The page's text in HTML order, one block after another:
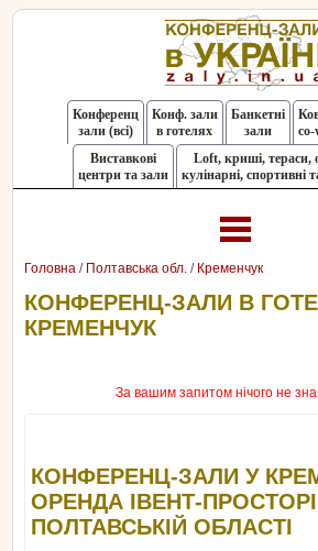
Конференц
зали (всі)
Конф. зали
в готелях
Банкетні
зали
Виставкові
центри та зали
Loft, криші, тераси,
кулінарні, спортивні
Головна / Полтавська обл. / Кременчук
КОНФЕРЕНЦ-ЗАЛИ В
КРЕМЕНЧУК
За вашим запитом нічого не
КОНФЕРЕНЦ-ЗАЛИ У
ОРЕНДА ІВЕНТ-
ПОЛТАВСЬКІЙ ОБЛАСТІ